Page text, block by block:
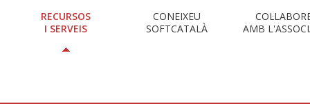
RECURSOS
I SERVEIS
CONEIXEU
SOFTCATALÀ
AMB